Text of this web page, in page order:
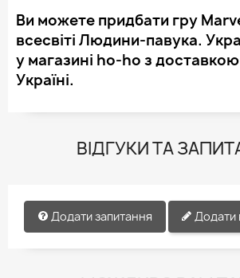
Ви можете придбати гру
всесвіті Людини-павука.
у магазині ho-ho з доставкою
Україні.
ВІДГУКИ ТА
Додати запитання Додати